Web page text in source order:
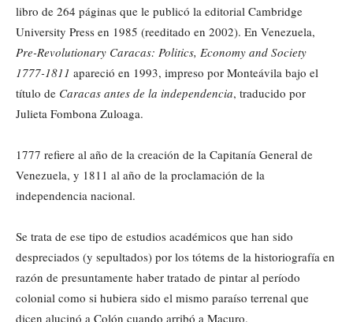
libro de 264 páginas que le publicó la editorial Cambridge
University Press en 1985 (reeditado en 2002). En Venezuela,
Pre-Revolutionary Caracas: Politics, Economy and Society
1777-1811 apareció en 1993, impreso por Monteávila bajo el
título de Caracas antes de la independencia, traducido por
Julieta Fombona Zuloaga.
1777 refiere al año de la creación de la Capitanía General de
Venezuela, y 1811 al año de la proclamación de la
independencia nacional.
Se trata de ese tipo de estudios académicos que han sido
despreciados (y sepultados) por los tótems de la historiografía en
razón de presuntamente haber tratado de pintar al período
colonial como si hubiera sido el mismo paraíso terrenal que
dicen alucinó a Colón cuando arribó a Macuro.